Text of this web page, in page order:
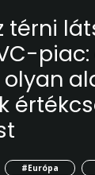
térni
#Európa